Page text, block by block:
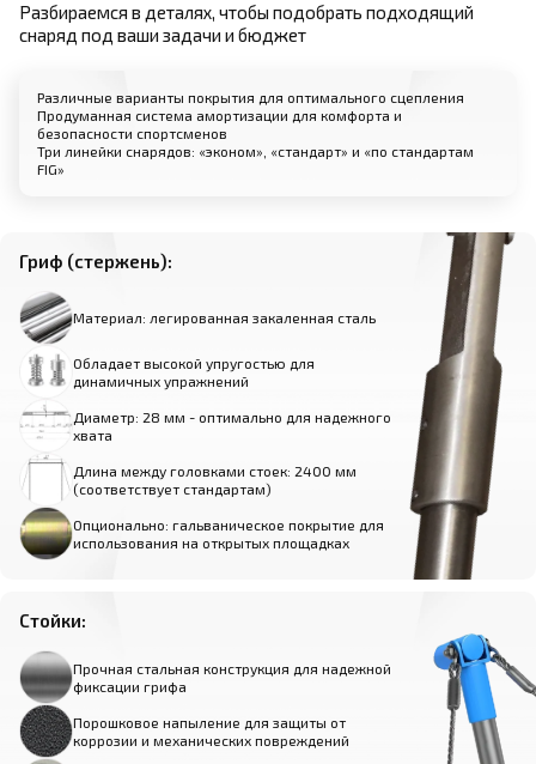
Разбираемся в деталях, чтобы подобрать подходящий
снаряд под ваши задачи и бюджет
Различные варианты покрытия для оптимального сцепления
Продуманная система амортизации для комфорта и
безопасности спортсменов
Три линейки снарядов: «эконом», «стандарт» и «по стандартам
FIG»
Гриф (стержень):
Материал: легированная закаленная сталь
Обладает высокой упругостью для
динамичных упражнений
Диаметр: 28 мм - оптимально для надежного
хвата
Длина между головками стоек: 2400 мм
(соответствует стандартам)
Опционально: гальваническое покрытие для
использования на открытых площадках
Стойки:
Прочная стальная конструкция для надежной
фиксации грифа
Порошковое напыление для защиты от
коррозии и механических повреждений